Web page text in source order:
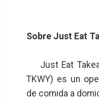
Sobre Just Eat
Just Eat
TKWY) es un
de comida a